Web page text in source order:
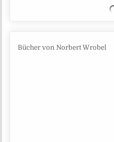
Bücher von Norbert Wrobel